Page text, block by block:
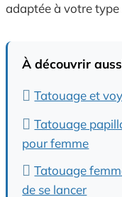
adaptée à votre
À découvrir
Tatouage et
Tatouage
pour femme
Tatouage
de se lancer